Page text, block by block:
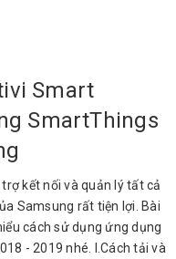
Smart
SmartThings
kết nối và quản lý tất cả
Samsung rất tiện lợi. Bài
cách sử dụng ứng dụng
- 2019 nhé. I.Cách tải và